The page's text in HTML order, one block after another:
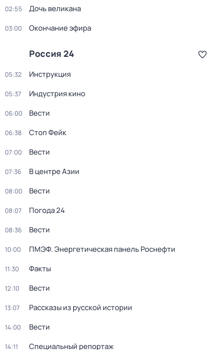
02:55 Дочь великана
03:00 Окончание эфира
Россия 24
05:32 Инструкция
05:37 Индустрия кино
06:00 Вести
06:38 Стоп Фейк
07:00 Вести
07:36 В центре Азии
08:00 Вести
08:07 Погода 24
08:36 Вести
10:00 ПМЭФ. Энергетическая панель Роснефти
11:30 Факты
12:10 Вести
13:07 Рассказы из русской истории
14:00 Вести
14:11 Специальный репортаж